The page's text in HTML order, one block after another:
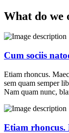
What do we
Cum sociis
Etiam rhoncus.
sem quam semper
Nam quam nunc,
Etiam rhoncus.